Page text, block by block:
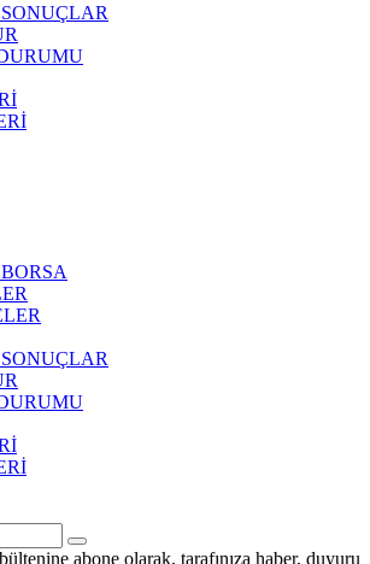
abone olarak, tarafınıza haber, duyuru